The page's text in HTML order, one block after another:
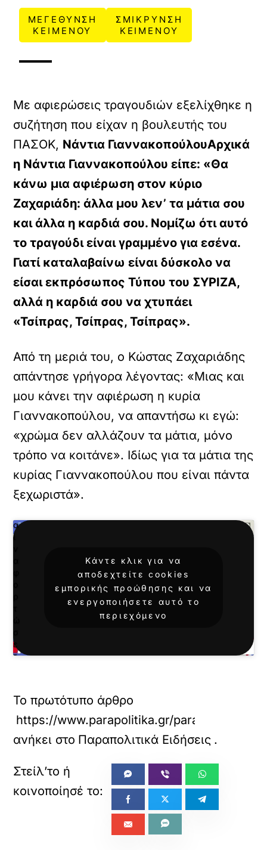
ΜΕΓΕΘΥΝΣΗ
ΚΕΙΜΕΝΟΥ
ΣΜΙΚΡΥΝΣΗ
ΚΕΙΜΕΝΟΥ
Με αφιερώσεις τραγουδιών εξελίχθηκε η
συζήτηση που είχαν η βουλευτής του
ΠΑΣΟΚ, Νάντια ΓιαννακοπούλουΑρχικά
η Νάντια Γιαννακοπούλου είπε: «Θα
κάνω μια αφιέρωση στον κύριο
Ζαχαριάδη: άλλα μου λεν’ τα μάτια σου
και άλλα η καρδιά σου. Νομίζω ότι αυτό
το τραγούδι είναι γραμμένο για εσένα.
Γιατί καταλαβαίνω είναι δύσκολο να
είσαι εκπρόσωπος Τύπου του ΣΥΡΙΖΑ,
αλλά η καρδιά σου να χτυπάει
«Τσίπρας, Τσίπρας, Τσίπρας».
Από τη μεριά του, ο Κώστας Ζαχαριάδης
απάντησε γρήγορα λέγοντας: «Μιας και
μου κάνει την αφιέρωση η κυρία
Γιαννακοπούλου, να απαντήσω κι εγώ:
«χρώμα δεν αλλάζουν τα μάτια, μόνο
τρόπο να κοιτάνε». Ιδίως για τα μάτια της
κυρίας Γιαννακοπούλου που είναι πάντα
ξεχωριστά».
Κ
ά
ν
τ
κ
λ
ι
κ
α
α
ε
π
ρ
έ
ψ
ε
τ
ε
α
ι
ε
τ
τ
ό
τ
ο
σ
ω
Κάντε κλικ για να
αποδεχτείτε cookies
εμπορικής προώθησης και να
ενεργοποιήσετε αυτό το
περιεχόμενο
Το πρωτότυπο άρθρο
https://www.parapolitika.gr/parapolitika/
ανήκει στο Παραπολιτικά Ειδήσεις .